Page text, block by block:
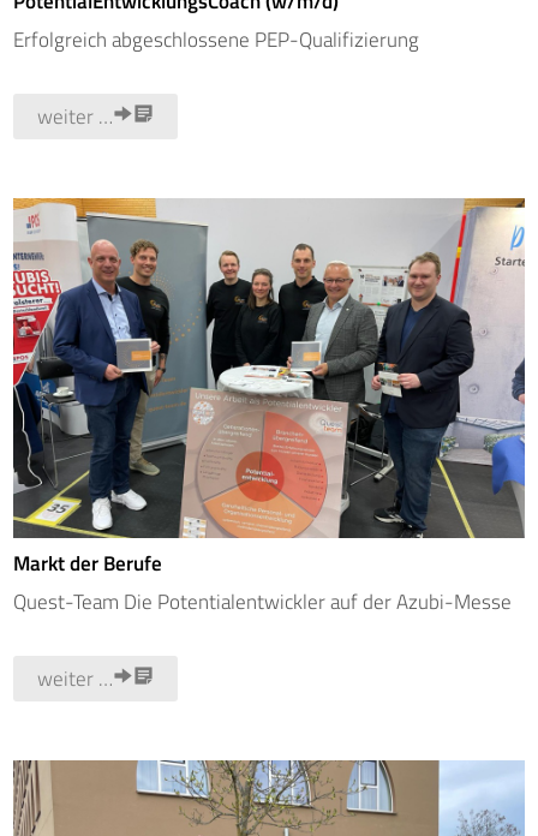
Erfolgreich abgeschlossene PEP-Qualifizierung
weiter …
Markt der Berufe
Quest-Team Die Potentialentwickler auf der Azubi-Messe
weiter …